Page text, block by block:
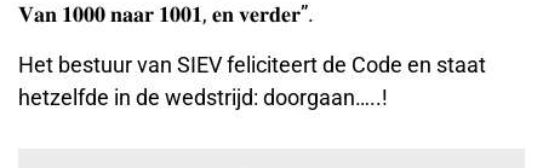
𝐕𝐚𝐧 𝟏𝟎𝟎𝟎 𝐧𝐚𝐚𝐫 𝟏𝟎𝟎𝟏, 𝐞𝐧 𝐯𝐞𝐫𝐝𝐞𝐫”.
Het bestuur van SIEV feliciteert de Code en staat
hetzelfde in de wedstrijd: doorgaan…..!